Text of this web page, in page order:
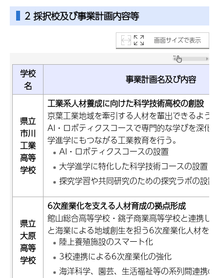
2 採択校及び事業計画内容等
画面サイズで表示
学校
名
事業計画名及び内容
県立
市川
工業
高等
学校
工業系人材養成に向けた科学技術高校の創設
京葉工業地域を牽引する人材を輩出できるよう
AI・ロボティクスコースで専門的な学びを深化
学進学にもつながる工業教育を行う。
AI・ロボティクスコースの設置
大学進学に特化した科学技術コースの設置
探究学習や共同研究のための探究ラボの設置
県立
大原
高等
学校
6次産業化を支える人材育成の拠点形成
館山総合高等学校・銚子商業高等学校と連携し
と海業による地域創生を担う6次産業化人材を
陸上養殖施設のスマート化
3校連携による6次産業化の強化
海洋科学、園芸、生活福祉等の系列間連携の